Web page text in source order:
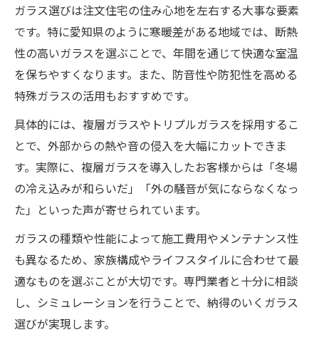
ガラス選びは注文住宅の住み心地を左右する大事な要素
です。特に愛知県のように寒暖差がある地域では、断熱
性の高いガラスを選ぶことで、年間を通じて快適な室温
を保ちやすくなります。また、防音性や防犯性を高める
特殊ガラスの活用もおすすめです。
具体的には、複層ガラスやトリプルガラスを採用するこ
とで、外部からの熱や音の侵入を大幅にカットできま
す。実際に、複層ガラスを導入したお客様からは「冬場
の冷え込みが和らいだ」「外の騒音が気にならなくなっ
た」といった声が寄せられています。
ガラスの種類や性能によって施工費用やメンテナンス性
も異なるため、家族構成やライフスタイルに合わせて最
適なものを選ぶことが大切です。専門業者と十分に相談
し、シミュレーションを行うことで、納得のいくガラス
選びが実現します。